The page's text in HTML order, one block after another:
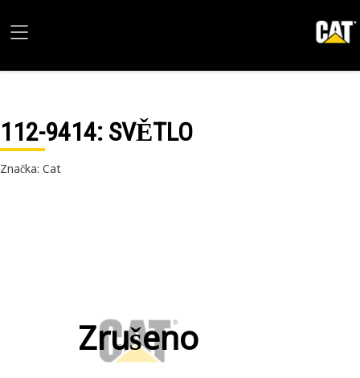
112-9414: SVĚTLO
Značka: Cat
Zrušeno